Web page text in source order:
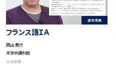
通常講義
フランス語ＩＡ
西山 教行
全学共通科目
2020年度